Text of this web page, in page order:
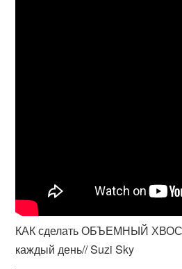
КАК сделать ОБЪЕМНЫЙ
каждый день// Suzi Sky